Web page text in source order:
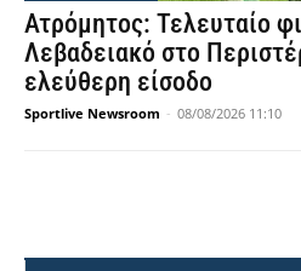
Ατρόμητος: Τελευταίο
Λεβαδειακό στο
ελεύθερη είσοδο
Sportlive Newsroom - 08/08/2026 11:10